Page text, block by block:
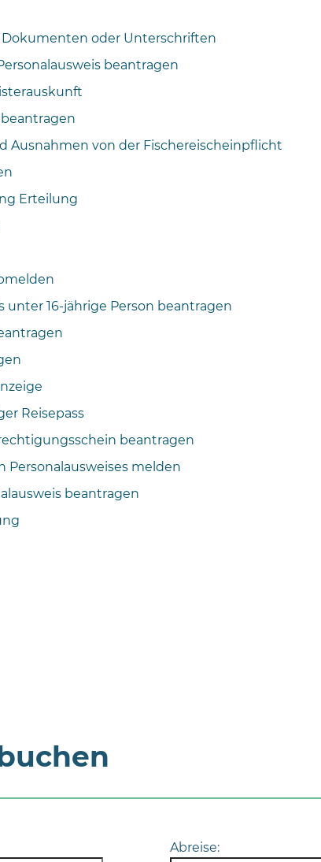
oder Unterschriften
beantragen
beantragen
Ausnahmen von der Fischereischeinpflicht
Erteilung
unter 16-jährige Person beantragen
Reisepass
beantragen
Personalausweises melden
beantragen
Abreise: